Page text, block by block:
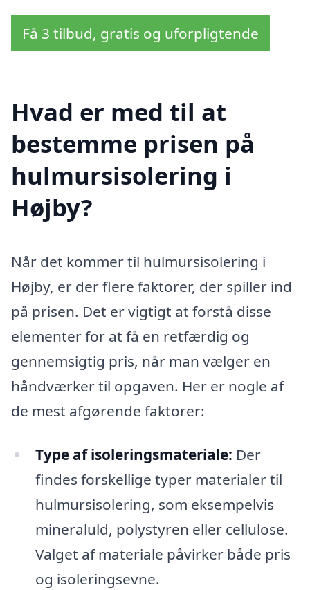
Få 3 tilbud, gratis og uforpligtende
Hvad er med til at
bestemme prisen på
hulmursisolering i
Højby?
Når det kommer til hulmursisolering i
Højby, er der flere faktorer, der spiller ind
på prisen. Det er vigtigt at forstå disse
elementer for at få en retfærdig og
gennemsigtig pris, når man vælger en
håndværker til opgaven. Her er nogle af
de mest afgørende faktorer:
Type af isoleringsmateriale: Der
findes forskellige typer materialer til
hulmursisolering, som eksempelvis
mineraluld, polystyren eller cellulose.
Valget af materiale påvirker både pris
og isoleringsevne.